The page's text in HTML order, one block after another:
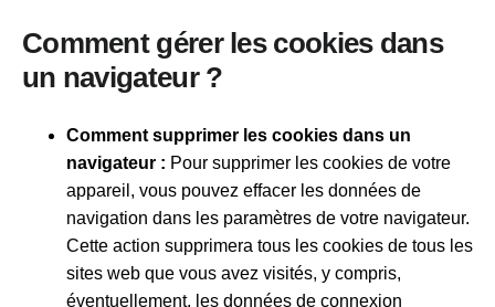
Comment gérer les cookies dans
un navigateur ?
Comment supprimer les cookies dans un
navigateur : Pour supprimer les cookies de votre
appareil, vous pouvez effacer les données de
navigation dans les paramètres de votre navigateur.
Cette action supprimera tous les cookies de tous les
sites web que vous avez visités, y compris,
éventuellement, les données de connexion